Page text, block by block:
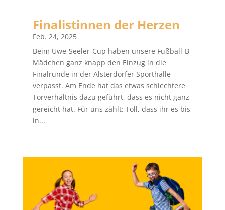
Finalistinnen der Herzen
Feb. 24, 2025
Beim Uwe-Seeler-Cup haben unsere Fußball-B-
Mädchen ganz knapp den Einzug in die
Finalrunde in der Alsterdorfer Sporthalle
verpasst. Am Ende hat das etwas schlechtere
Torverhältnis dazu geführt, dass es nicht ganz
gereicht hat. Für uns zählt: Toll, dass ihr es bis
in...